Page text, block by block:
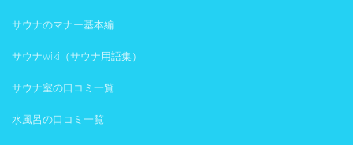
サウナのマナー基本編
サウナwiki（サウナ用語集）
サウナ室の口コミ一覧
水風呂の口コミ一覧